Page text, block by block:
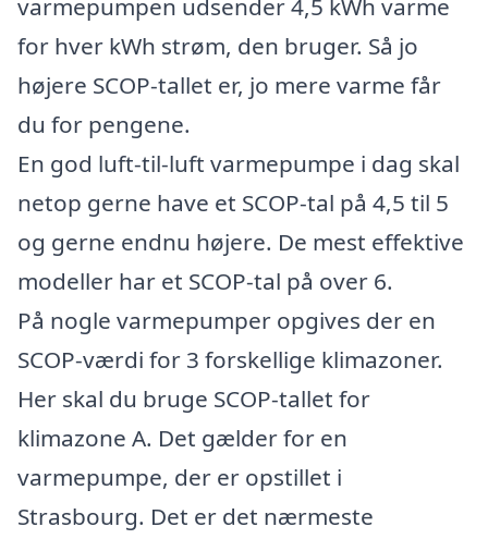
varmepumpen udsender 4,5 kWh varme
for hver kWh strøm, den bruger. Så jo
højere SCOP-tallet er, jo mere varme får
du for pengene.
En god luft-til-luft varmepumpe i dag skal
netop gerne have et SCOP-tal på 4,5 til 5
og gerne endnu højere. De mest effektive
modeller har et SCOP-tal på over 6.
På nogle varmepumper opgives der en
SCOP-værdi for 3 forskellige klimazoner.
Her skal du bruge SCOP-tallet for
klimazone A. Det gælder for en
varmepumpe, der er opstillet i
Strasbourg. Det er det nærmeste